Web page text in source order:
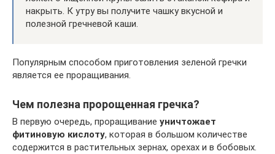
накрыть. К утру вы получите чашку вкусной и
полезной гречневой каши.
Популярным способом приготовления зеленой гречки
является ее проращивания.
Чем полезна пророщенная гречка?
В первую очередь, проращивание уничтожает
фитиновую кислоту, которая в большом количестве
содержится в растительных зернах, орехах и в бобовых.